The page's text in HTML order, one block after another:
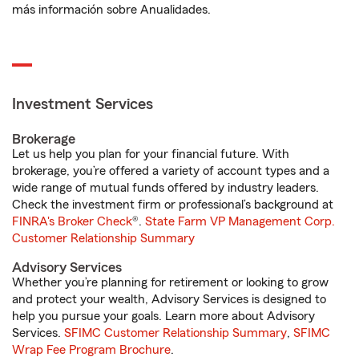
más información sobre Anualidades.
Investment Services
Brokerage
Let us help you plan for your financial future. With
brokerage, you’re offered a variety of account types and a
wide range of mutual funds offered by industry leaders.
Check the investment firm or professional’s background at
FINRA's Broker Check®. State Farm VP Management Corp.
Customer Relationship Summary
Advisory Services
Whether you’re planning for retirement or looking to grow
and protect your wealth, Advisory Services is designed to
help you pursue your goals. Learn more about Advisory
Services. SFIMC Customer Relationship Summary, SFIMC
Wrap Fee Program Brochure.